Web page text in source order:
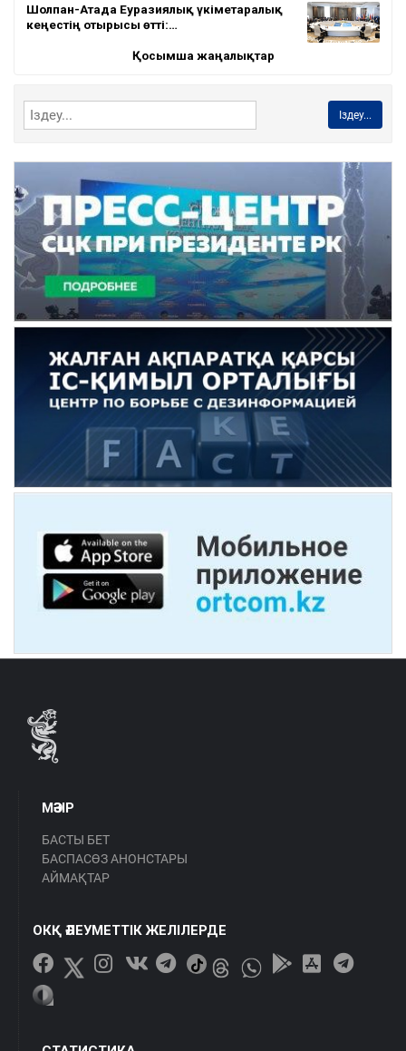
Шолпан-Атада Еуразиялық үкіметаралық
кеңестің отырысы өтті:…
Қосымша жаңалықтар
Іздеу...
МӘЗІР
БАСТЫ БЕТ
БАСПАСӨЗ АНОНСТАРЫ
АЙМАҚТАР
ОКҚ ӘЛЕУМЕТТІК ЖЕЛІЛЕРДЕ